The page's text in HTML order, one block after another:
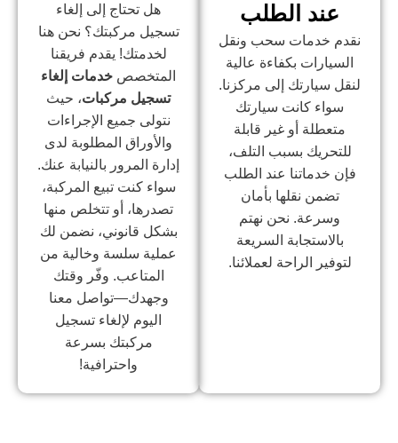
عند الطلب
نقدم خدمات سحب ونقل
السيارات بكفاءة عالية
لنقل سيارتك إلى مركزنا.
سواء كانت سيارتك
متعطلة أو غير قابلة
للتحريك بسبب التلف،
فإن خدماتنا عند الطلب
تضمن نقلها بأمان
وسرعة. نحن نهتم
بالاستجابة السريعة
لتوفير الراحة لعملائنا.
هل تحتاج إلى إلغاء
تسجيل مركبتك؟ نحن هنا
لخدمتك! يقدم فريقنا
المتخصص خدمات إلغاء
تسجيل مركبات، حيث
نتولى جميع الإجراءات
والأوراق المطلوبة لدى
إدارة المرور بالنيابة عنك.
سواء كنت تبيع المركبة،
تصدرها، أو تتخلص منها
بشكل قانوني، نضمن لك
عملية سلسة وخالية من
المتاعب. وفّر وقتك
وجهدك—تواصل معنا
اليوم لإلغاء تسجيل
مركبتك بسرعة
واحترافية!